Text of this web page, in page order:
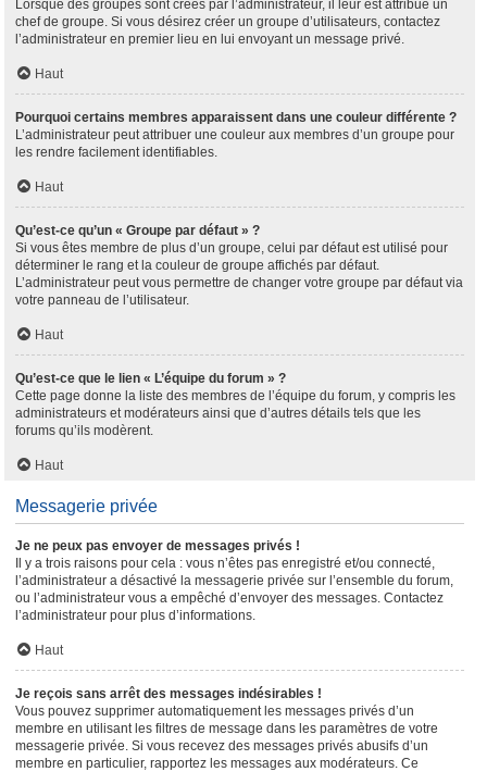
Lorsque des groupes sont créés par l’administrateur, il leur est attribué un
chef de groupe. Si vous désirez créer un groupe d’utilisateurs, contactez
l’administrateur en premier lieu en lui envoyant un message privé.
Haut
Pourquoi certains membres apparaissent dans une couleur différente ?
L’administrateur peut attribuer une couleur aux membres d’un groupe pour
les rendre facilement identifiables.
Haut
Qu’est-ce qu’un « Groupe par défaut » ?
Si vous êtes membre de plus d’un groupe, celui par défaut est utilisé pour
déterminer le rang et la couleur de groupe affichés par défaut.
L’administrateur peut vous permettre de changer votre groupe par défaut via
votre panneau de l’utilisateur.
Haut
Qu’est-ce que le lien « L’équipe du forum » ?
Cette page donne la liste des membres de l’équipe du forum, y compris les
administrateurs et modérateurs ainsi que d’autres détails tels que les
forums qu’ils modèrent.
Haut
Messagerie privée
Je ne peux pas envoyer de messages privés !
Il y a trois raisons pour cela : vous n’êtes pas enregistré et/ou connecté,
l’administrateur a désactivé la messagerie privée sur l’ensemble du forum,
ou l’administrateur vous a empêché d’envoyer des messages. Contactez
l’administrateur pour plus d’informations.
Haut
Je reçois sans arrêt des messages indésirables !
Vous pouvez supprimer automatiquement les messages privés d’un
membre en utilisant les filtres de message dans les paramètres de votre
messagerie privée. Si vous recevez des messages privés abusifs d’un
membre en particulier, rapportez les messages aux modérateurs. Ce